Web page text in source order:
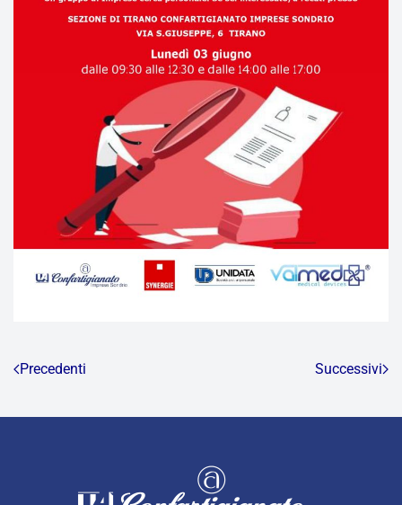
Precedenti Successivi